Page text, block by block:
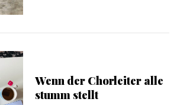
Wenn der Chorleiter alle
stumm stellt